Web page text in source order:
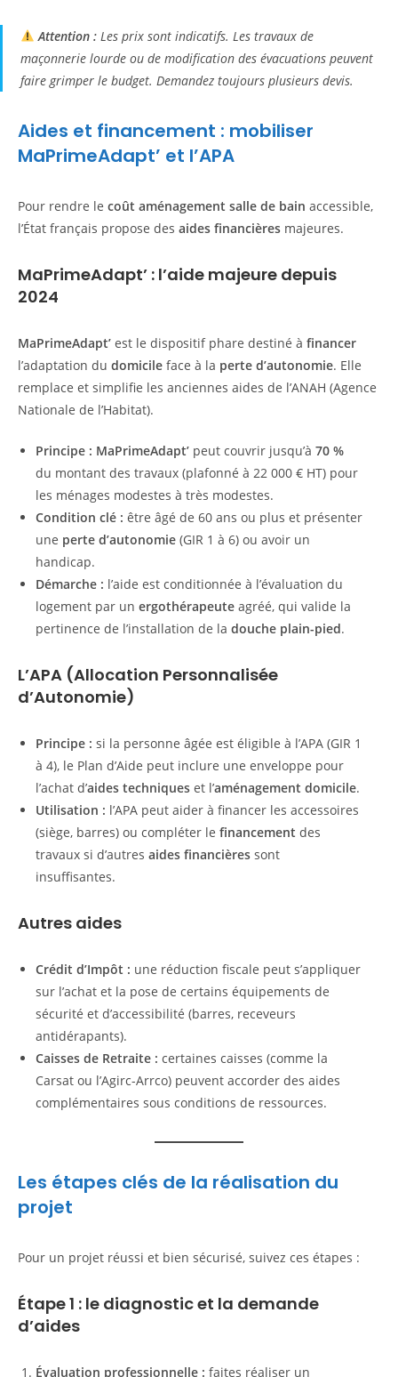
Attention :Les prix sont indicatifs. Les travaux de
maçonnerie lourde ou de modification des évacuations peuvent
faire grimper le budget. Demandez toujours plusieurs devis.
Aides et financement : mobiliser
MaPrimeAdapt’ et l’APA
Pour rendre le coût aménagement salle de bain accessible,
l’État français propose des aides financières majeures.
MaPrimeAdapt’ : l’aide majeure depuis
2024
MaPrimeAdapt’ est le dispositif phare destiné à financer
l’adaptation du domicile face à la perte d’autonomie. Elle
remplace et simplifie les anciennes aides de l’ANAH (Agence
Nationale de l’Habitat).
Principe : MaPrimeAdapt’ peut couvrir jusqu’à 70 %
du montant des travaux (plafonné à 22 000 € HT) pour
les ménages modestes à très modestes.
Condition clé : être âgé de 60 ans ou plus et présenter
une perte d’autonomie (GIR 1 à 6) ou avoir un
handicap.
Démarche : l’aide est conditionnée à l’évaluation du
logement par un ergothérapeute agréé, qui valide la
pertinence de l’installation de la douche plain-pied.
L’APA (Allocation Personnalisée
d’Autonomie)
Principe : si la personne âgée est éligible à l’APA (GIR 1
à 4), le Plan d’Aide peut inclure une enveloppe pour
l’achat d’aides techniques et l’aménagement domicile.
Utilisation : l’APA peut aider à financer les accessoires
(siège, barres) ou compléter le financement des
travaux si d’autres aides financières sont
insuffisantes.
Autres aides
Crédit d’Impôt : une réduction fiscale peut s’appliquer
sur l’achat et la pose de certains équipements de
sécurité et d’accessibilité (barres, receveurs
antidérapants).
Caisses de Retraite : certaines caisses (comme la
Carsat ou l’Agirc-Arrco) peuvent accorder des aides
complémentaires sous conditions de ressources.
Les étapes clés de la réalisation du
projet
Pour un projet réussi et bien sécurisé, suivez ces étapes :
Étape 1 : le diagnostic et la demande
d’aides
Évaluation professionnelle : faites réaliser un